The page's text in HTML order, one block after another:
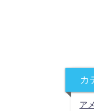
カ
ア